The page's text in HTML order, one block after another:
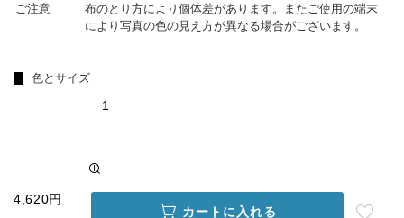
ご注意
布のとり方により個体差があります。またご使用の端末
により写真の色の見え方が異なる場合がございます。
色とサイズ
1
4,620円
カートに入れる